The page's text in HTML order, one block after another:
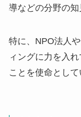
導などの分野の知
特に、NPO法人
ィングに力を入
ことを使命として